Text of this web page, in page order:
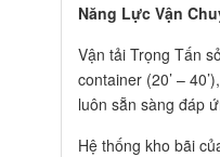
Năng Lực Vận
Vận tải Trọng Tấn
container (20’ –
luôn sẵn sàng đáp
Hệ thống kho bãi